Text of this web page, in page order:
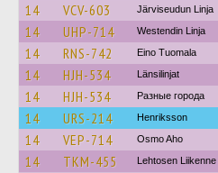
14 VCV-603 Järviseudun Linja
14 UHP-714 Westendin Linja
14 RNS-742 Eino Tuomala
14 HJH-534 Länsilinjat
14 HJH-534 Разные города
14 URS-214 Henriksson
14 VEP-714 Osmo Aho
14 TKM-455 Lehtosen Liikenne